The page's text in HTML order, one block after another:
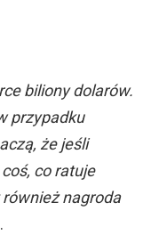
biliony dolarów.
przypadku
że jeśli
co ratuje
nagroda